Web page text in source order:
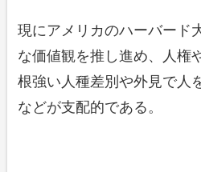
現にアメリカのハーバード
な価値観を推し進め、人権
根強い人種差別や外見で人
などが支配的である。